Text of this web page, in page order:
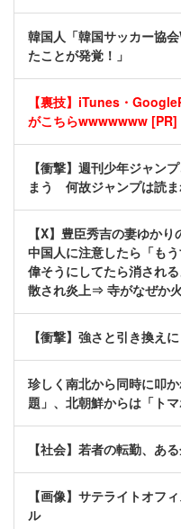
韓国人「韓国サッカー協
たことが発覚！」
【裏技】iTunes・
がこちらwwwwwww [PR]
【衝撃】週刊少年ジャン
まう 何故ジャンプは読
【X】豊臣秀吉の妻ゆか
中国人に注意したら「も
偉そうにしてたら消され
散され炎上⇒ 寺がなぜか
【衝撃】強さと引き換え
珍しく南北から同時に叩
題」、北朝鮮からは「ト
【社会】若者の転勤、あ
【画像】サテライトオフ
ル